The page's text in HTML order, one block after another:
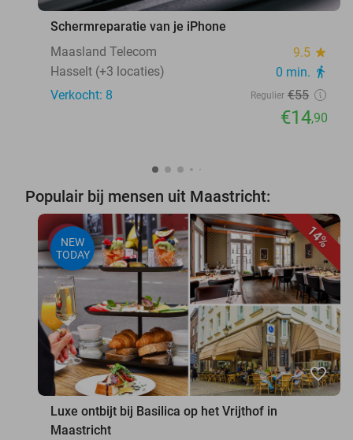
Schermreparatie van je iPhone
Maasland Telecom
9.5 star
Hasselt (+3 locaties) 0 min. directions_walk
Verkocht: 8 Regulier €55
€14,90
Populair bij mensen uit Maastricht:
14%
NEW
TODAY
favorite_border
Luxe ontbijt bij Basilica op het Vrijthof in
Maastricht